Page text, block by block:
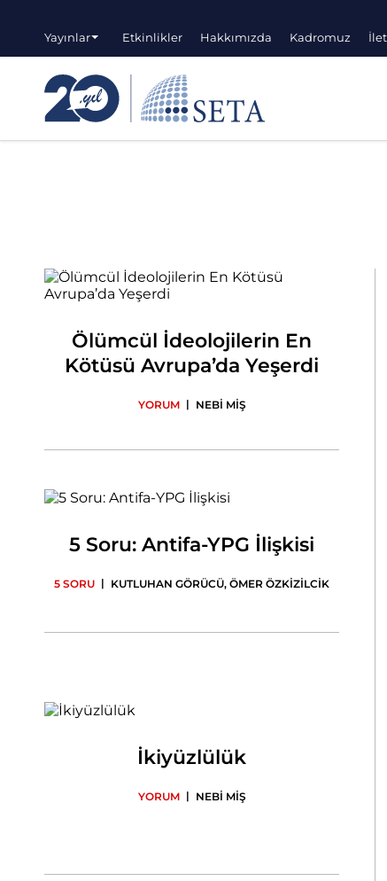
Yayınlar Etkinlikler Hakkımızda Kadromuz
Ölümcül İdeolojilerin En
Kötüsü Avrupa’da Yeşerdi
YORUM | NEBİ MİŞ
5 Soru: Antifa-YPG İlişkisi
5 SORU | KUTLUHAN GÖRÜCÜ,ÖMER ÖZKİZİLCİK
İkiyüzlülük
YORUM | NEBİ MİŞ